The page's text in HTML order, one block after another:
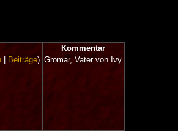
Kommentar
Beiträge) Gromar, Vater von Ivy